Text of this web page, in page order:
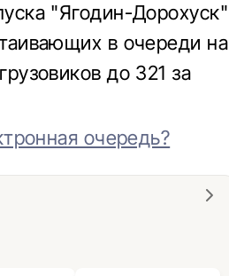
"Ягодин-Дорохуск"
в очереди на
до 321 за
очередь?